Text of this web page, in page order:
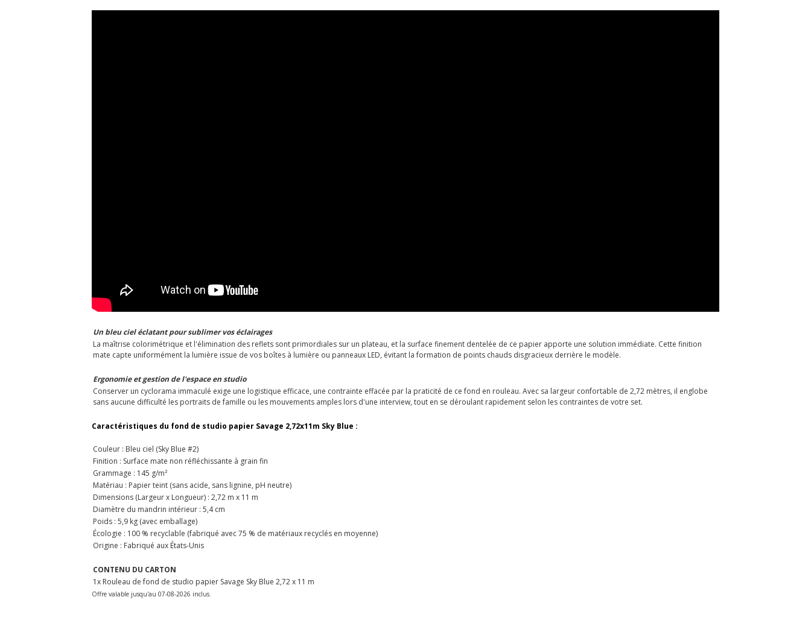
Un bleu ciel éclatant pour sublimer vos éclairages
La maîtrise colorimétrique et l'élimination des reflets sont primordiales sur un plateau, et la surface finement dentelée de ce papier apporte une solution immédiate. Cette finition
mate capte uniformément la lumière issue de vos boîtes à lumière ou panneaux LED, évitant la formation de points chauds disgracieux derrière le modèle.
Ergonomie et gestion de l'espace en studio
Conserver un cyclorama immaculé exige une logistique efficace, une contrainte effacée par la praticité de ce fond en rouleau. Avec sa largeur confortable de 2,72 mètres, il englobe
sans aucune difficulté les portraits de famille ou les mouvements amples lors d'une interview, tout en se déroulant rapidement selon les contraintes de votre set.
Caractéristiques du fond de studio papier Savage 2,72x11m Sky Blue :
Couleur : Bleu ciel (Sky Blue #2)
Finition : Surface mate non réfléchissante à grain fin
Grammage : 145 g/m²
Matériau : Papier teint (sans acide, sans lignine, pH neutre)
Dimensions (Largeur x Longueur) : 2,72 m x 11 m
Diamètre du mandrin intérieur : 5,4 cm
Poids : 5,9 kg (avec emballage)
Écologie : 100 % recyclable (fabriqué avec 75 % de matériaux recyclés en moyenne)
Origine : Fabriqué aux États-Unis
CONTENU DU CARTON
1x Rouleau de fond de studio papier Savage Sky Blue 2,72 x 11 m
Offre valable jusqu'au 07-08-2026 inclus.